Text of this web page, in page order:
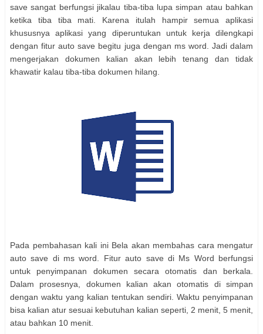
save sangat berfungsi jikalau tiba-tiba lupa simpan atau bahkan
ketika tiba tiba mati. Karena itulah hampir semua aplikasi
khususnya aplikasi yang diperuntukan untuk kerja dilengkapi
dengan fitur auto save begitu juga dengan ms word. Jadi dalam
mengerjakan dokumen kalian akan lebih tenang dan tidak
khawatir kalau tiba-tiba dokumen hilang.
Pada pembahasan kali ini Bela akan membahas cara mengatur
auto save di ms word. Fitur auto save di Ms Word berfungsi
untuk penyimpanan dokumen secara otomatis dan berkala.
Dalam prosesnya, dokumen kalian akan otomatis di simpan
dengan waktu yang kalian tentukan sendiri. Waktu penyimpanan
bisa kalian atur sesuai kebutuhan kalian seperti, 2 menit, 5 menit,
atau bahkan 10 menit.